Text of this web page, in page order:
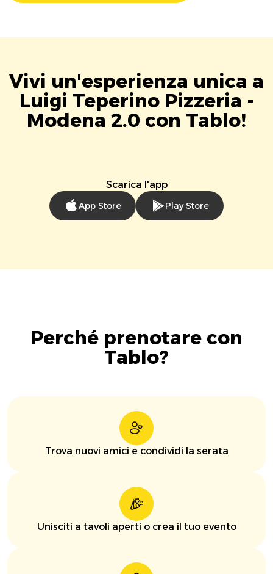
Vivi un'esperienza unica a
Luigi Teperino Pizzeria -
Modena 2.0 con Tablo!
Scarica l'app
App Store Play Store
Perché prenotare con
Tablo?
Trova nuovi amici e condividi la serata
Unisciti a tavoli aperti o crea il tuo evento